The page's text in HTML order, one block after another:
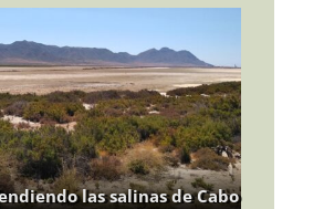
las salinas de Cabo